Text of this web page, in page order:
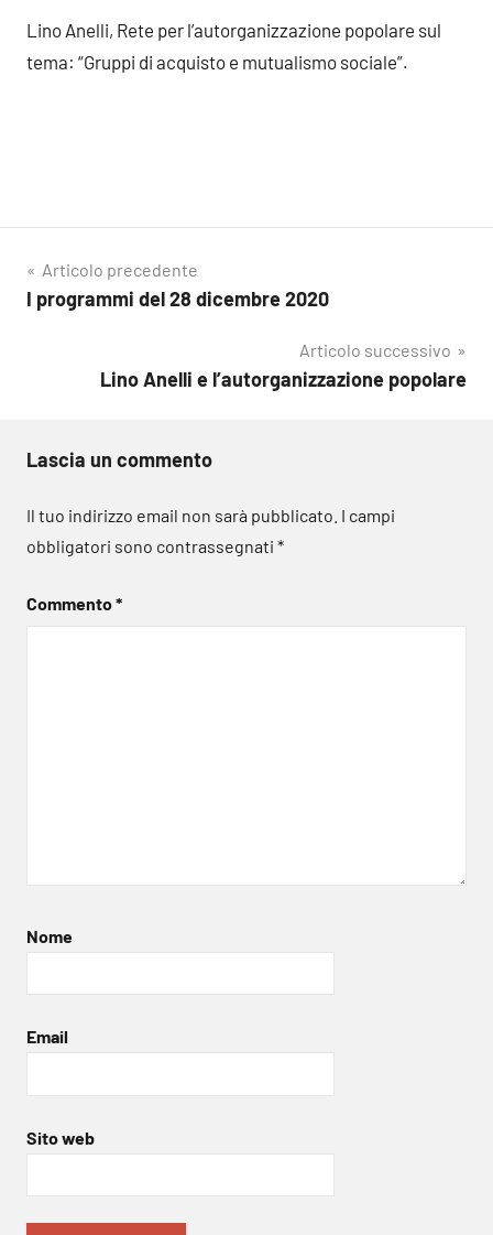
Lino Anelli, Rete per l’autorganizzazione popolare sul
tema: “Gruppi di acquisto e mutualismo sociale”.
Navigazione
articoli
Articolo precedente
I programmi del 28 dicembre 2020
Articolo successivo
Lino Anelli e l’autorganizzazione popolare
Lascia un commento
Il tuo indirizzo email non sarà pubblicato. I campi
obbligatori sono contrassegnati *
Commento*
Nome
Email
Sito web